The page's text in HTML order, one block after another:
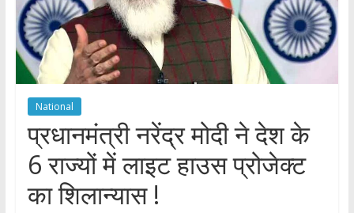
National
प्रधानमंत्री नरेंद्र मोदी ने देश के
6 राज्यों में लाइट हाउस प्रोजेक्ट
का शिलान्‍यास !